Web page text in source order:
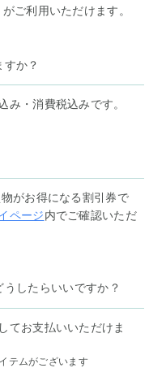
ご利用いただけます。
か？
み・消費税込みです。
がお得になる割引券で
ページ内でご確認いただ
したらいいですか？
てお支払いいただけま
テムがございます